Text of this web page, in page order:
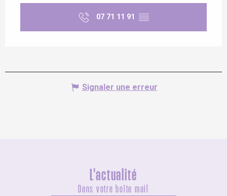
07 71 11 91 ▒▒
Signaler une erreur
L'actualité
Dans votre boîte mail